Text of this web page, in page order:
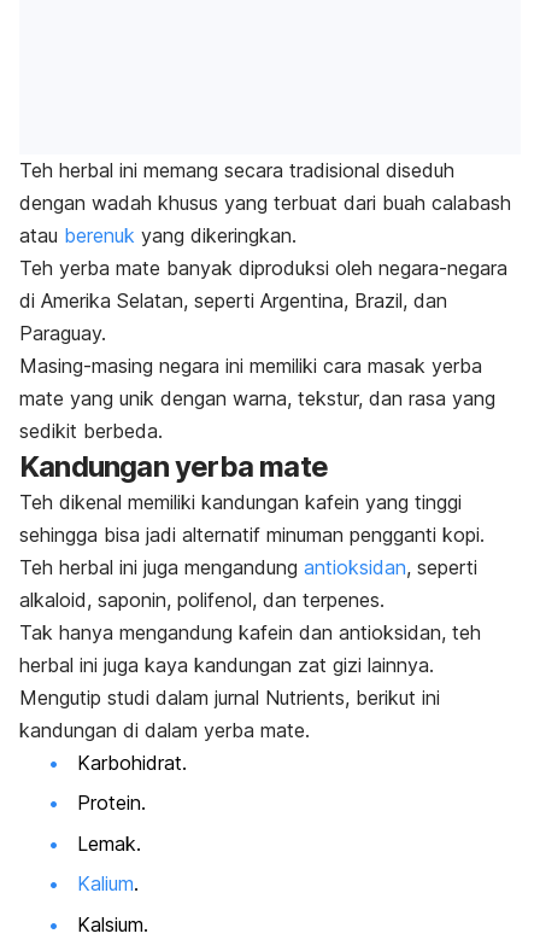
Teh herbal ini memang secara tradisional diseduh
dengan wadah khusus yang terbuat dari buah calabash
atau berenuk yang dikeringkan.
Teh yerba mate banyak diproduksi oleh negara-negara
di Amerika Selatan, seperti Argentina, Brazil, dan
Paraguay.
Masing-masing negara ini memiliki cara masak yerba
mate yang unik dengan warna, tekstur, dan rasa yang
sedikit berbeda.
Kandungan yerba mate
Teh dikenal memiliki kandungan kafein yang tinggi
sehingga bisa jadi alternatif minuman pengganti kopi.
Teh herbal ini juga mengandung antioksidan, seperti
alkaloid, saponin, polifenol, dan terpenes.
Tak hanya mengandung kafein dan antioksidan, teh
herbal ini juga kaya kandungan zat gizi lainnya.
Mengutip studi dalam jurnal Nutrients, berikut ini
kandungan di dalam yerba mate.
Karbohidrat.
Protein.
Lemak.
Kalium.
Kalsium.